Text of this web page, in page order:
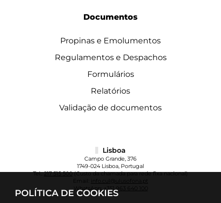
POLÍTICA DE COOKIES
Documentos
Propinas e Emolumentos
Regulamentos e Despachos
Formulários
Relatórios
Validação de documentos
Lisboa
Campo Grande, 376
1749-024 Lisboa, Portugal
Tel.:217 515 500(Custo da chamada para rede fixa nacional)
info.cul@ulusofona.pt
WhatsApp:+351 963 640 100